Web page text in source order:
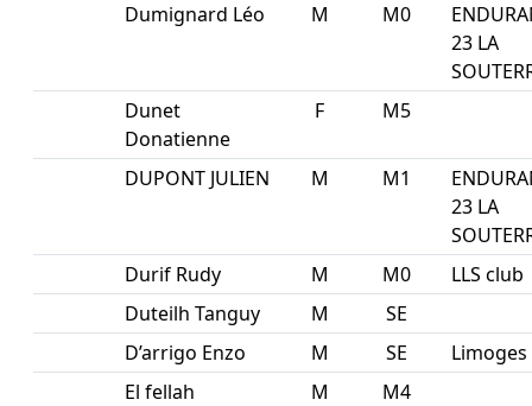
Dumignard Léo
M M0
23 LA
Dunet
Donatienne
F M5
DUPONT JULIEN M M1
23 LA
Durif Rudy
M M0
LLS club
Duteilh Tanguy
M
SE
D’arrigo Enzo
M SE
El fellah
M M4